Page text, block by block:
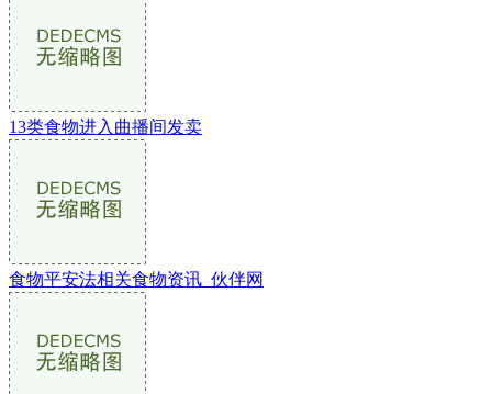
13类食物进入曲播间发卖
食物平安法相关食物资讯_伙伴网